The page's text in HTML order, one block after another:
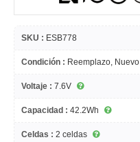
SKU : ESB778
Condición : Reemplazo, Nuevo
Voltaje : 7.6V
Capacidad : 42.2Wh
Celdas : 2 celdas